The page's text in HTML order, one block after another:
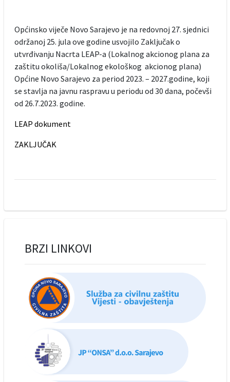
Općinsko viječe Novo Sarajevo je na redovnoj 27. sjednici
održanoj 25. jula ove godine usvojilo Zaključak o
utvrđivanju Nacrta LEAP-a (Lokalnog akcionog plana za
zaštitu okoliša/Lokalnog ekološkog akcionog plana)
Općine Novo Sarajevo za period 2023. – 2027.godine, koji
se stavlja na javnu raspravu u periodu od 30 dana, počevši
od 26.7.2023. godine.
LEAP dokument
ZAKLJUČAK
BRZI LINKOVI